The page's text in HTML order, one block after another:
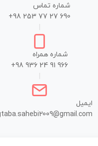
شماره تماس
+98 253 77 27 690
شماره همراه
+98 936 24 91 966
ایمیل